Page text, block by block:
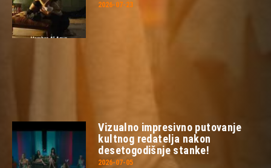
2026-07-23
Vizualno impresivno putovanje
kultnog redatelja nakon
desetogodišnje stanke!
2026-07-05